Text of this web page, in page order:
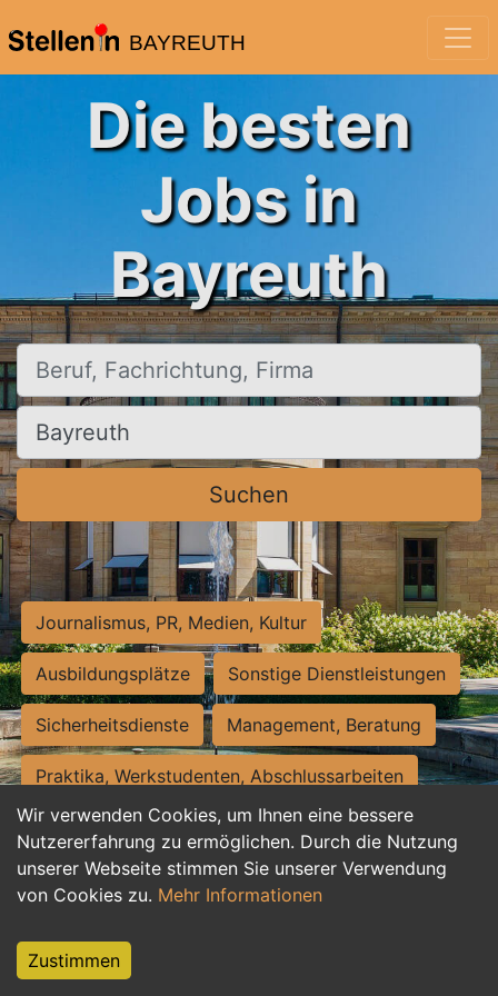
BAYREUTH
Wir verwenden Cookies, um Ihnen eine bessere
Nutzererfahrung zu ermöglichen. Durch die Nutzung
unserer Webseite stimmen Sie unserer Verwendung
von Cookies zu. Mehr Informationen
Zustimmen
Die besten
Jobs in
Bayreuth
Beruf, Fachrichtung, Firma
Ort, Stadt
Suchen
Journalismus, PR, Medien, Kultur
Ausbildungsplätze Sonstige Dienstleistungen
Sicherheitsdienste Management, Beratung
Praktika, Werkstudenten, Abschlussarbeiten
Personalwesen Assistenz, Sekretariat
Hilfskräfte, Aushilfs- und Nebenjobs
Weiterbildung, Studium, duale Ausbildung